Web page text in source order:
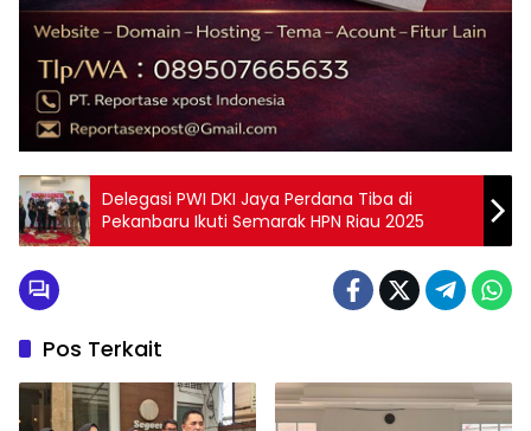
Delegasi PWI DKI Jaya Perdana Tiba di
Pekanbaru Ikuti Semarak HPN Riau 2025
Pos Terkait